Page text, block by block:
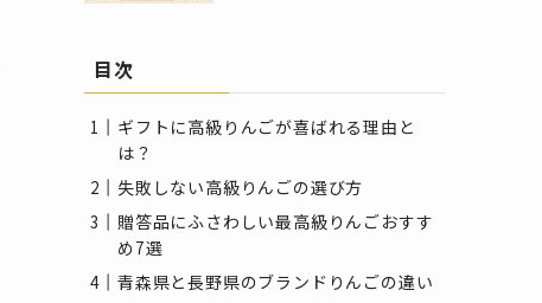
目次
ギフトに高級りんごが喜ばれる理由と
は？
失敗しない高級りんごの選び方
贈答品にふさわしい最高級りんごおすす
め7選
青森県と長野県のブランドりんごの違い